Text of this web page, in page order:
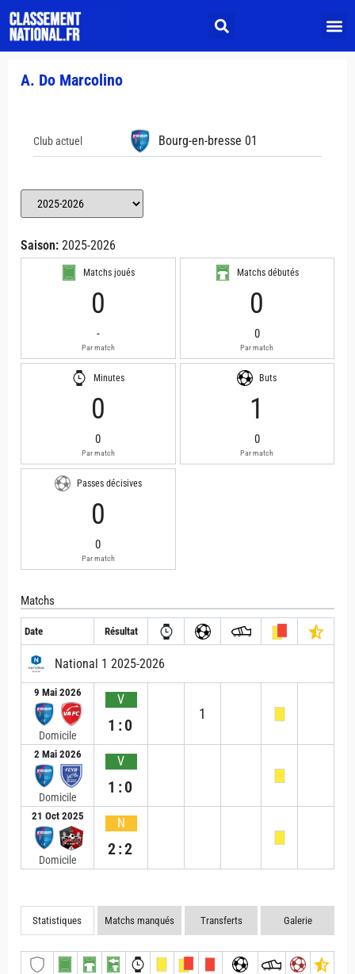
A. Do Marcolino
Club actuel Bourg-en-bresse 01
Saison: 2025-2026
Matchs joués
0
-
Par match
Matchs débutés
0
0
Par match
Minutes
0
0
Par match
Buts
1
0
Par match
Passes décisives
0
0
Par match
Matchs
Date Résultat
National 1 2025-2026
9 Mai 2026
Domicile
V
1:0
1
2 Mai 2026
Domicile
V
1:0
21 Oct 2025
Domicile
N
2:2
Statistiques Matchs manqués Transferts Galerie